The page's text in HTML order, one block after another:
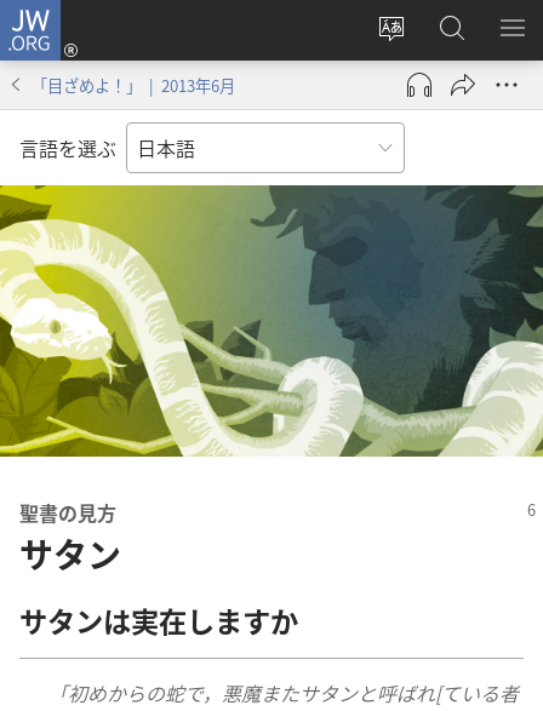
JW.ORG
サ
イ
ト
の
言
ロ
グ
ン
し
く）
JW.ORG
の
検
メ
を
「目ざめよ！」 | 2013年6月
言語を選ぶ
聖書​の​見方
サタン
サタン​は​実在​し​ます​か
「初め​から​の​蛇​で，悪魔​また​サタン​と​呼ば​れ[て​いる​者​